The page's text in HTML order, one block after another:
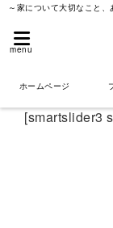
～家について大切なこと
menu
ホームページ
[smartslider3